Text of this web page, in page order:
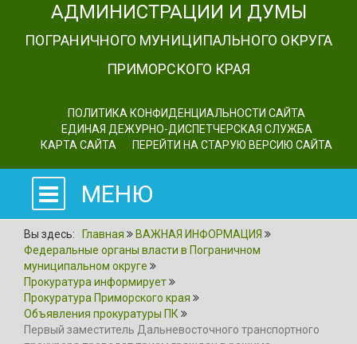
АДМИНИСТРАЦИИ И ДУМЫ
ПОГРАНИЧНОГО МУНИЦИПАЛЬНОГО ОКРУГА
ПРИМОРСКОГО КРАЯ
ПОЛИТИКА КОНФИДЕНЦИАЛЬНОСТИ САЙТА
ЕДИНАЯ ДЕЖУРНО-ДИСПЕТЧЕРСКАЯ СЛУЖБА
КАРТА САЙТА
ПЕРЕЙТИ НА СТАРУЮ ВЕРСИЮ САЙТА
МЕНЮ
Вы здесь: Главная
ВАЖНАЯ ИНФОРМАЦИЯ
Федеральные органы власти в Пограничном
муниципальном округе
Прокуратура информирует
Прокуратура Приморского края
Объявления прокуратуры ПК
Первый заместитель Дальневосточного транспортного